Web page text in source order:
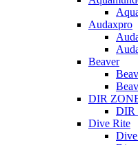
Audaxpro
Beaver
DIR
DIR
Dive Rite